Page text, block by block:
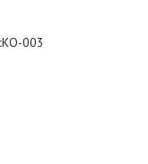
003